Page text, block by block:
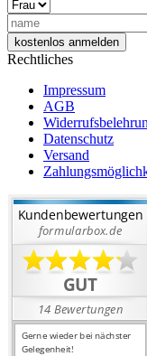
Rechtliches
Impressum
AGB
Datenschutz
Versand